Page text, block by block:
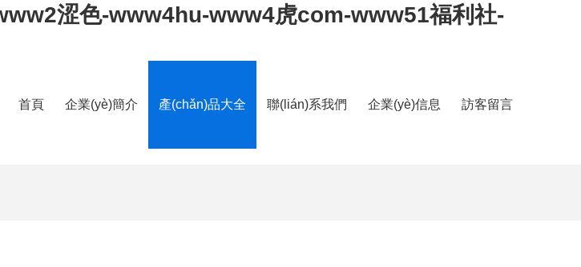
涩色-www4hu-www4虎com-www51福利社-
首頁 企業(yè)簡介 產(chǎn)品大全 聯(lián)系我們 企業(yè)信息 訪客留言